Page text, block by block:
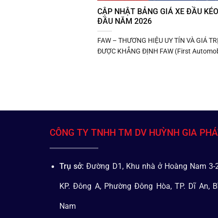
CẬP NHẬT BẢNG GIÁ XE ĐẦU
ĐẦU NĂM 2026
FAW – THƯƠNG HIỆU UY TÍN VÀ GIÁ
ĐƯỢC KHẲNG ĐỊNH FAW (First
CÔNG TY TNHH TM DV HUỲNH GIA
Trụ sở: Đường D1, Khu nhà ở Hoàng Nam 3-
KP. Đông A, Phường Đông Hòa, TP. Dĩ An,
Nam